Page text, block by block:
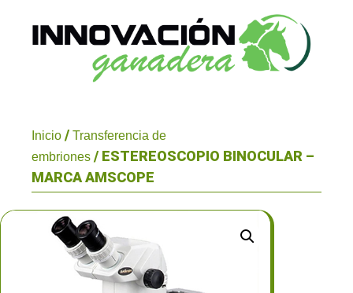
Inicio / Transferencia de
embriones / ESTEREOSCOPIO BINOCULAR –
MARCA AMSCOPE